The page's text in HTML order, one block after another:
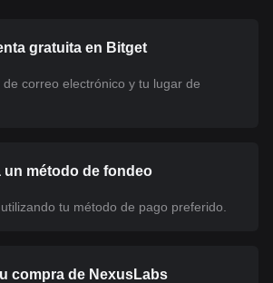
en Bitget.
gratuita en Bitget
correo electrónico y tu lugar de
un método de fondeo
tu método de pago preferido.
compra de NexusLabs